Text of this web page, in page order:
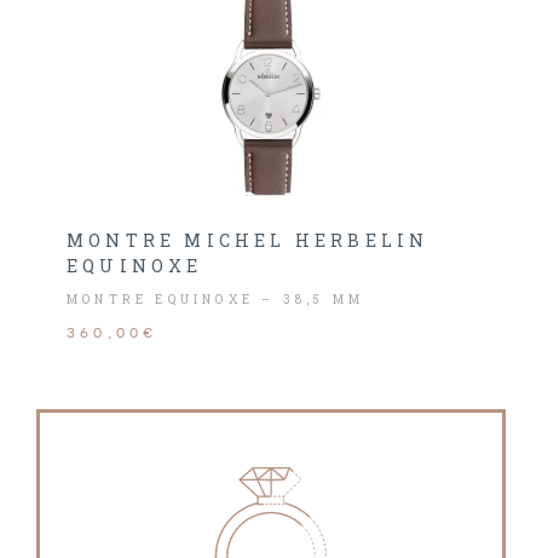
MONTRE MICHEL HERBELIN
EQUINOXE
MONTRE EQUINOXE – 38,5 MM
360,00€